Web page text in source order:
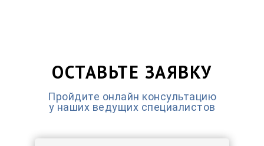
ОСТАВЬТЕ ЗАЯВКУ
Пройдите онлайн консультацию
у наших ведущих специалистов